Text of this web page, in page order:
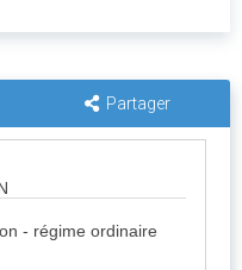
Partager
- régime ordinaire